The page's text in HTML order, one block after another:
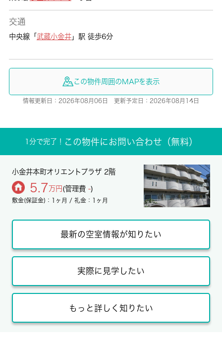
交通
中央線「 武蔵小金井」駅 徒歩6分
この物件周囲のMAPを表示
情報更新日：2026年08月06日 更新予定日：2026年08月14日
1分で完了！ この物件にお問い合わせ（無料）
小金井本町オリエントプラザ 2階
5.7 万円 (管理費 -)
敷金(保証金)：1ヶ月 / 礼金：1ヶ月
最新の空室情報が知りたい
実際に見学したい
もっと詳しく知りたい